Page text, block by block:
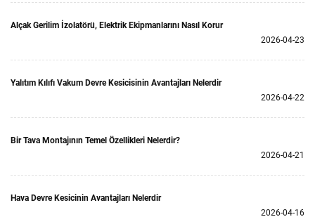
Alçak Gerilim İzolatörü, Elektrik Ekipmanlarını Nasıl Korur
2026-04-23
Yalıtım Kılıfı Vakum Devre Kesicisinin Avantajları Nelerdir
2026-04-22
Bir Tava Montajının Temel Özellikleri Nelerdir?
2026-04-21
Hava Devre Kesicinin Avantajları Nelerdir
2026-04-16